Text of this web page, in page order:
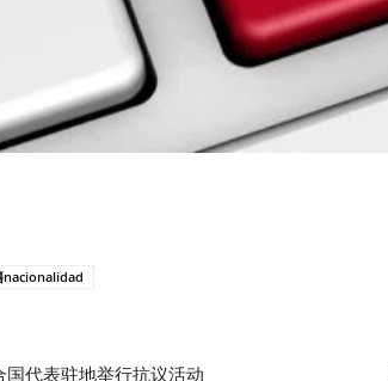
nacionalidad
代表驻地举行抗议活动